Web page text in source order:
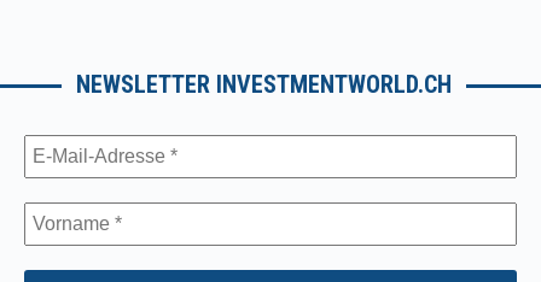
NEWSLETTER INVESTMENTWORLD.CH